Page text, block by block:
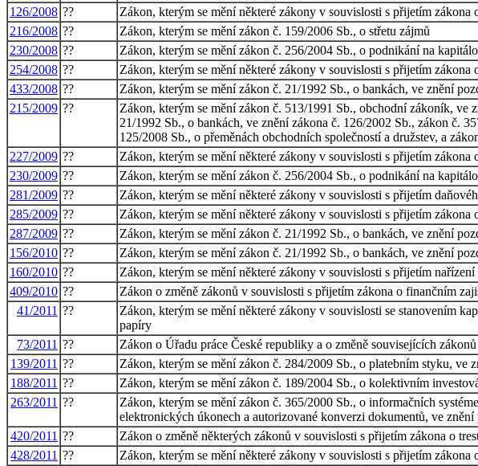
126/2008 ??
Zákon, kterým se mění některé zákony v souvislosti s přijetím zákona
216/2008 ??
Zákon, kterým se mění zákon č. 159/2006 Sb., o střetu zájmů
230/2008 ??
Zákon, kterým se mění zákon č. 256/2004 Sb., o podnikání na
254/2008 ??
Zákon, kterým se mění některé zákony v souvislosti s přijetím
433/2008 ??
Zákon, kterým se mění zákon č. 21/1992 Sb., o bankách, ve znění
215/2009 ??
Zákon, kterým se mění zákon č. 513/1991 Sb., obchodní zákoník, ve
21/1992 Sb., o bankách, ve znění zákona č. 126/2002 Sb., zákon č.
125/2008 Sb., o přeměnách obchodních společností a družstev, a
227/2009 ??
Zákon, kterým se mění některé zákony v souvislosti s přijetím zákona
230/2009 ??
Zákon, kterým se mění zákon č. 256/2004 Sb., o podnikání na
281/2009 ??
Zákon, kterým se mění některé zákony v souvislosti s přijetím
285/2009 ??
Zákon, kterým se mění některé zákony v souvislosti s přijetím zákona
287/2009 ??
Zákon, kterým se mění zákon č. 21/1992 Sb., o bankách, ve znění
156/2010 ??
Zákon, kterým se mění zákon č. 21/1992 Sb., o bankách, ve znění
160/2010 ??
Zákon, kterým se mění některé zákony v souvislosti s přijetím
409/2010 ??
Zákon o změně zákonů v souvislosti s přijetím zákona o finančním
41/2011 ??
Zákon, kterým se mění některé zákony v souvislosti se stanovením
papíry
73/2011 ??
Zákon o Úřadu práce České republiky a o změně souvisejících zákonů
139/2011 ??
Zákon, kterým se mění zákon č. 284/2009 Sb., o platebním styku, ve
188/2011 ??
Zákon, kterým se mění zákon č. 189/2004 Sb., o kolektivním
263/2011 ??
Zákon, kterým se mění zákon č. 365/2000 Sb., o informačních
elektronických úkonech a autorizované konverzi dokumentů, ve
420/2011 ??
Zákon o změně některých zákonů v souvislosti s přijetím zákona o
428/2011 ??
Zákon, kterým se mění některé zákony v souvislosti s přijetím